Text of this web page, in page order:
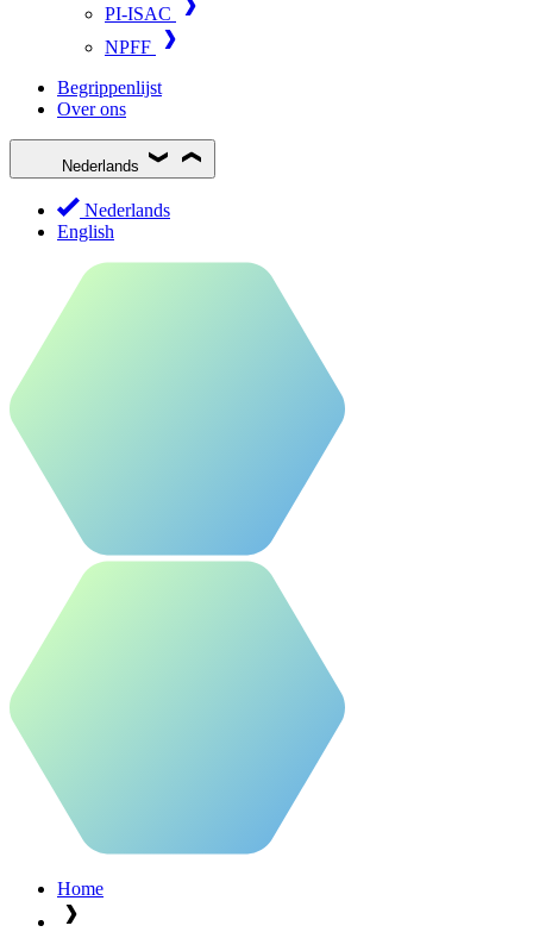
PI-ISAC
NPFF
Begrippenlijst
Over ons
Nederlands
Nederlands
English
Home